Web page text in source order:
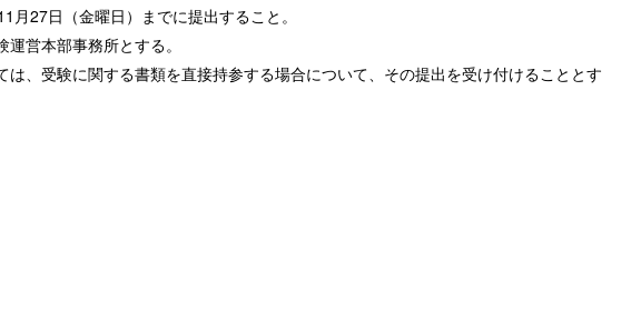
27日（金曜日）までに提出すること。
営本部事務所とする。
、受験に関する書類を直接持参する場合について、その提出を受け付けることとす